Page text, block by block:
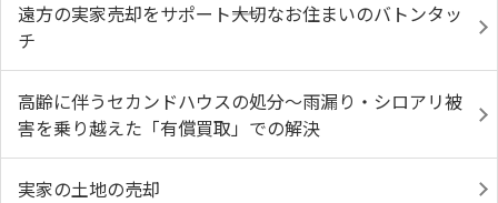
遠方の実家売却をサポート――大切なお住まいのバトンタッ
チ
高齢に伴うセカンドハウスの処分〜雨漏り・シロアリ被
害を乗り越えた「有償買取」での解決
実家の土地の売却